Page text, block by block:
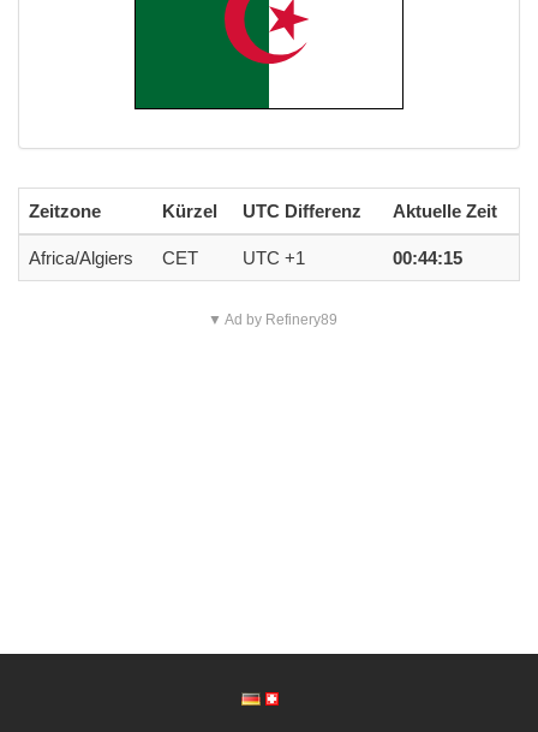
Zeitzone Kürzel UTC Differenz Aktuelle Zeit
Africa/Algiers CET UTC +1 00:44:15
▼ Ad by Refinery89